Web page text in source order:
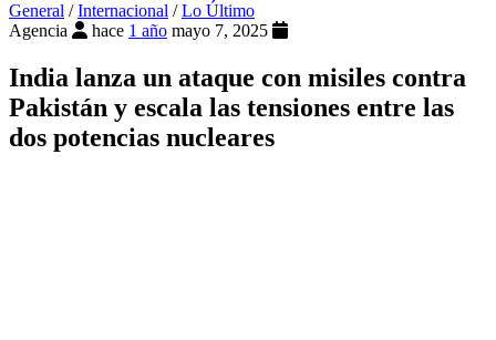
General /Internacional /Lo Último
Agencia
hace 1 año mayo 7, 2025
India lanza un ataque con misiles contra
Pakistán y escala las tensiones entre las
dos potencias nucleares